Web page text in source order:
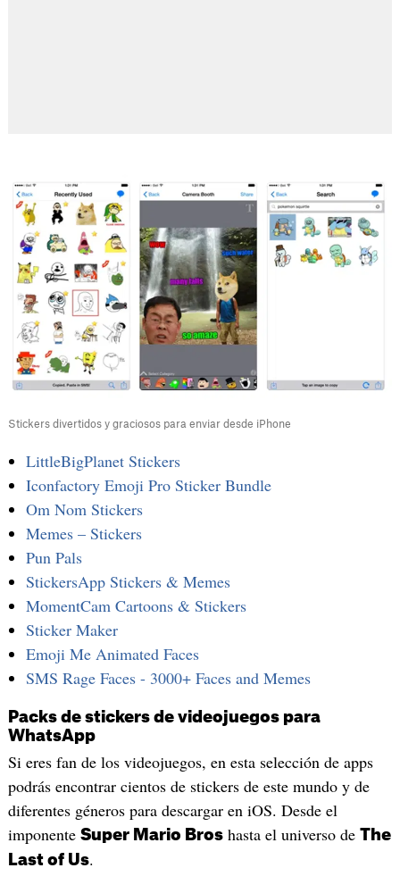
Stickers divertidos y graciosos para enviar desde iPhone
LittleBigPlanet Stickers
Iconfactory Emoji Pro Sticker Bundle
Om Nom Stickers
Memes – Stickers
Pun Pals
StickersApp Stickers & Memes
MomentCam Cartoons & Stickers
Sticker Maker
Emoji Me Animated Faces
SMS Rage Faces - 3000+ Faces and Memes
Packs de stickers de videojuegos para
WhatsApp
Si eres fan de los videojuegos, en esta selección de apps
podrás encontrar cientos de stickers de este mundo y de
diferentes géneros para descargar en iOS. Desde el
imponente Super Mario Broshasta el universo de The
Last of Us.